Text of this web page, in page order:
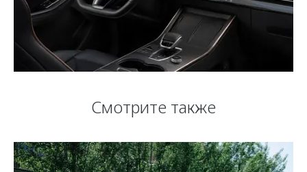
Смотрите также